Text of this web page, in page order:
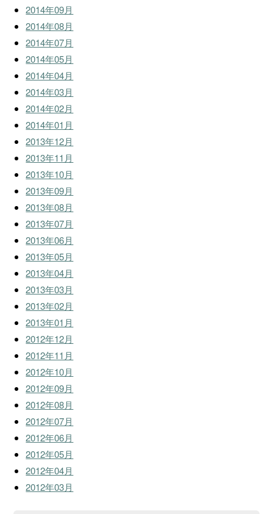
2014年09月
2014年08月
2014年07月
2014年05月
2014年04月
2014年03月
2014年02月
2014年01月
2013年12月
2013年11月
2013年10月
2013年09月
2013年08月
2013年07月
2013年06月
2013年05月
2013年04月
2013年03月
2013年02月
2013年01月
2012年12月
2012年11月
2012年10月
2012年09月
2012年08月
2012年07月
2012年06月
2012年05月
2012年04月
2012年03月